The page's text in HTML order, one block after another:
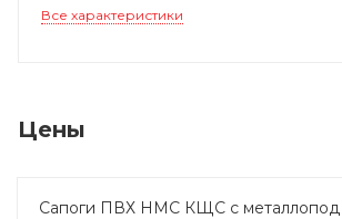
Все характеристики
Цены
Сапоги ПВХ НМС КЩС с